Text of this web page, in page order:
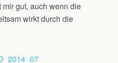
gut, auch wenn die
wirkt durch die